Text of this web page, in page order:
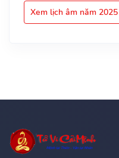
Xem lịch âm năm 2025